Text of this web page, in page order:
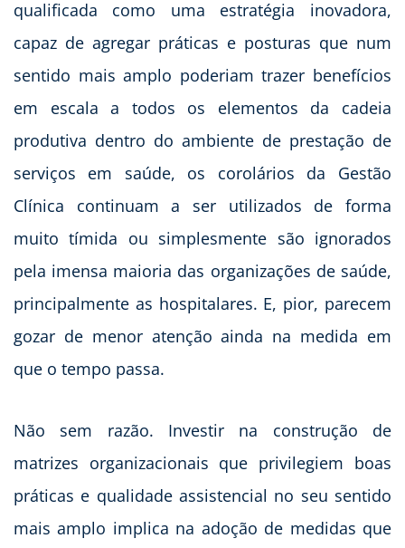
qualificada como uma estratégia inovadora,
capaz de agregar práticas e posturas que num
sentido mais amplo poderiam trazer benefícios
em escala a todos os elementos da cadeia
produtiva dentro do ambiente de prestação de
serviços em saúde, os corolários da Gestão
Clínica continuam a ser utilizados de forma
muito tímida ou simplesmente são ignorados
pela imensa maioria das organizações de saúde,
principalmente as hospitalares. E, pior, parecem
gozar de menor atenção ainda na medida em
que o tempo passa.
Não sem razão. Investir na construção de
matrizes organizacionais que privilegiem boas
práticas e qualidade assistencial no seu sentido
mais amplo implica na adoção de medidas que